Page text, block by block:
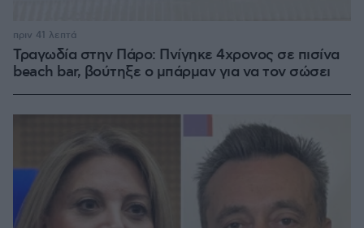
Τραγωδία στην Πάρο: Πνίγηκε 4χρονος σε πισίνα
beach bar, βούτηξε ο μπάρμαν για να τον σώσει
πριν 41 λεπτά